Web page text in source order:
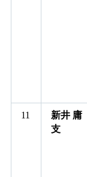
11
新井 庸
支